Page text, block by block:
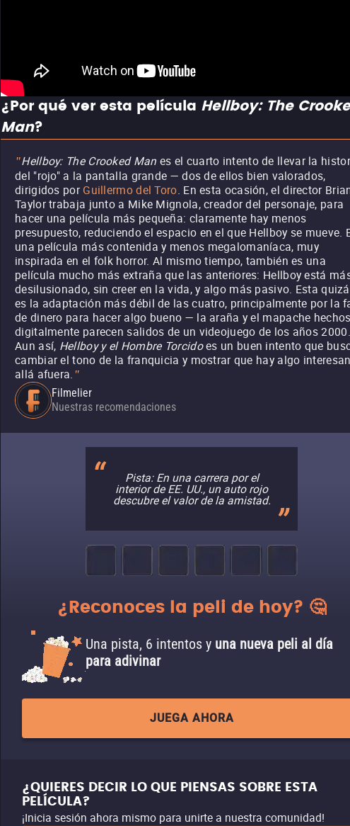
¿Por qué ver esta película Hellboy: The
Man?
"Hellboy: The Crooked Man es el cuarto intento de llevar la
del "rojo" a la pantalla grande — dos de ellos bien valorados,
dirigidos por Guillermo del Toro. En esta ocasión, el director
Taylor trabaja junto a Mike Mignola, creador del personaje, para
hacer una película más pequeña: claramente hay menos
presupuesto, reduciendo el espacio en el que Hellboy se mueve.
una película más contenida y menos megalomaníaca, muy
inspirada en el folk horror. Al mismo tiempo, también es una
película mucho más extraña que las anteriores: Hellboy está
desilusionado, sin creer en la vida, y algo más pasivo. Esta
es la adaptación más débil de las cuatro, principalmente por la
de dinero para hacer algo bueno — la araña y el mapache hechos
digitalmente parecen salidos de un videojuego de los años 2000.
Aun así, Hellboy y el Hombre Torcidoes un buen intento que
cambiar el tono de la franquicia y mostrar que hay algo
allá afuera. "
Filmelier
Nuestras recomendaciones
Pista: En una carrera por el
interior de EE. UU., un auto rojo
descubre el valor de la amistad.
¿Reconoces la peli de hoy? 🤔
Una pista, 6 intentos y una nueva peli al día
para adivinar
JUEGA AHORA
¿QUIERES DECIR LO QUE PIENSAS SOBRE ESTA
PELÍCULA?
¡Inicia sesión ahora mismo para unirte a nuestra comunidad!